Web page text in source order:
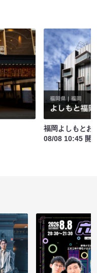
福岡よしもとお
08/08 10:45 開